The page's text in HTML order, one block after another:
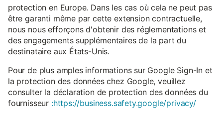
protection en Europe. Dans les cas où cela ne peut pas
être garanti même par cette extension contractuelle,
nous nous efforçons d'obtenir des réglementations et
des engagements supplémentaires de la part du
destinataire aux États-Unis.
Pour de plus amples informations sur Google Sign-In et
la protection des données chez Google, veuillez
consulter la déclaration de protection des données du
fournisseur :https://business.safety.google/privacy/